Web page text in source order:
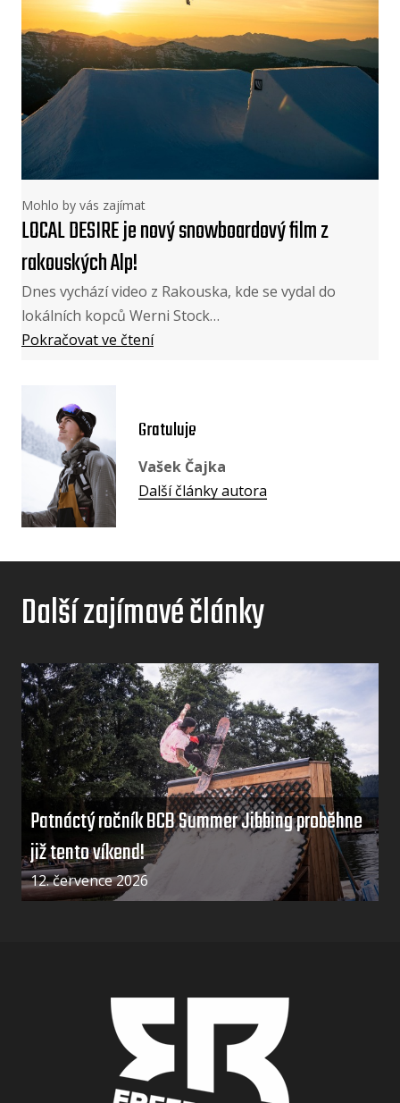
Mohlo by vás zajímat
LOCAL DESIRE je nový snowboardový film z
rakouských Alp!
Dnes vychází video z Rakouska, kde se vydal do
lokálních kopců Werni Stock…
Pokračovat ve čtení
Gratuluje
Vašek Čajka
Další články autora
Další zajímavé články
Patnáctý ročník BCB Summer Jibbing proběhne
již tento víkend!
12. července 2026